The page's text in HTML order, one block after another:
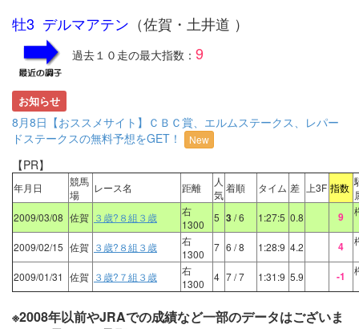
牡3 デルマアテン （佐賀・土井道 ）
過去１０走の最大指数： 9
お知らせ
8月8日【おススメサイト】ＣＢＣ賞、エルムステークス、レパー
ドステークスの無料予想をGET！
New
【PR】
年月日
競馬
場
レース名 距離
人
気
着順 タイム 差 上3F 指数
2009/03/08 佐賀 ３歳?８組３歳
右
1300
5 3/ 6 1:27:5 0.8 9
2009/02/15 佐賀 ３歳?８組３歳
右
1300
7 6 / 8 1:28:9 4.2 4
2009/01/31 佐賀 ３歳?７組３歳
右
1300
4 7/ 7 1:31:9 5.9 -1
※2008年以前やJRAでの成績など一部のデータはございま